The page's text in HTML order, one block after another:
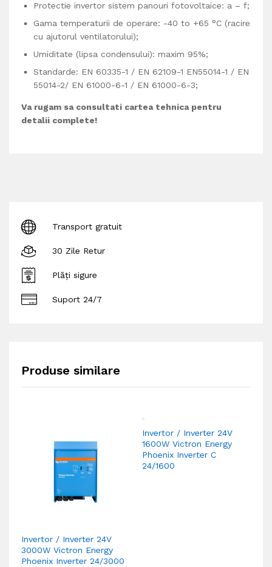
Protectie invertor sistem panouri fotovoltaice: a – f;
Gama temperaturii de operare: -40 to +65 °C (racire
cu ajutorul ventilatorului);
Umiditate (lipsa condensului): maxim 95%;
Standarde: EN 60335-1 / EN 62109-1 EN55014-1 / EN
55014-2/ EN 61000-6-1 / EN 61000-6-3;
Va rugam sa consultati cartea tehnica pentru
detalii complete!
Transport gratuit
30 Zile Retur
Plăți sigure
Suport 24/7
Produse similare
Invertor / Inverter 24V
3000W Victron Energy
Phoenix Inverter 24/3000